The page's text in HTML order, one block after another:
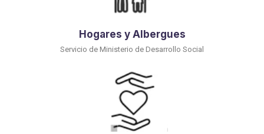
Hogares y Albergues
Servicio de Ministerio de Desarrollo Social